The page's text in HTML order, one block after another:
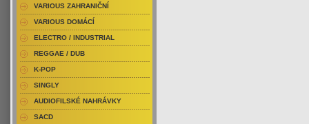
VARIOUS ZAHRANIČNÍ
VARIOUS DOMÁCÍ
ELECTRO / INDUSTRIAL
REGGAE / DUB
K-POP
SINGLY
AUDIOFILSKÉ NAHRÁVKY
SACD